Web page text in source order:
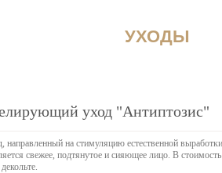
УХОДЫ
уход "Антиптозис"
направленный на стимуляцию естественной
свежее, подтянутое и сияющее лицо. В